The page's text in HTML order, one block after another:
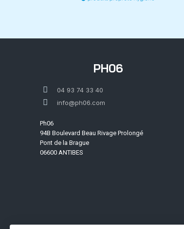
PH06
04 93 74 33 40
info@ph06.com
Ph06
94B Boulevard Beau Rivage Prolongé
Pont de la Brague
06600 ANTIBES